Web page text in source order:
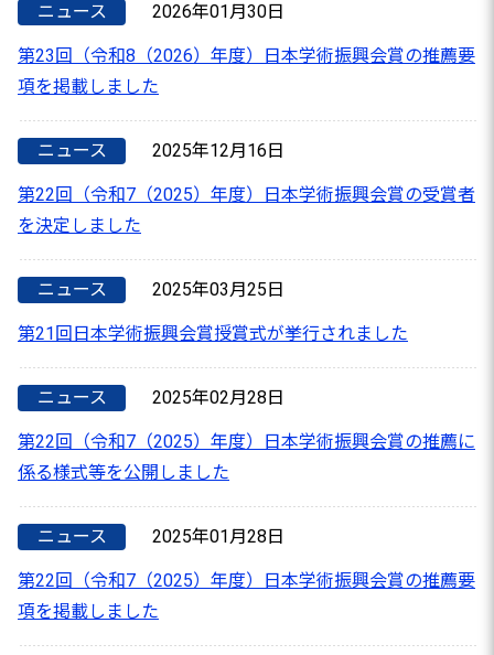
ニュース 2026年01月30日
第23回（令和8（2026）年度）日本学術振興会賞の推薦要
項を掲載しました
ニュース 2025年12月16日
第22回（令和7（2025）年度）日本学術振興会賞の受賞者
を決定しました
ニュース 2025年03月25日
第21回日本学術振興会賞授賞式が挙行されました
ニュース 2025年02月28日
第22回（令和7（2025）年度）日本学術振興会賞の推薦に
係る様式等を公開しました
ニュース 2025年01月28日
第22回（令和7（2025）年度）日本学術振興会賞の推薦要
項を掲載しました